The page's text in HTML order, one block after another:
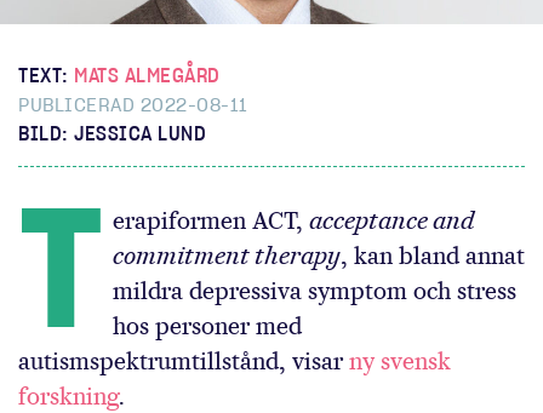
TEXT: MATS ALMEGÅRD
PUBLICERAD 2022-08-11
BILD: JESSICA LUND
T erapiformen ACT, acceptance and
commitment therapy, kan bland annat
mildra depressiva symptom och stress
hos personer med
autismspektrumtillstånd, visar ny svensk
forskning.